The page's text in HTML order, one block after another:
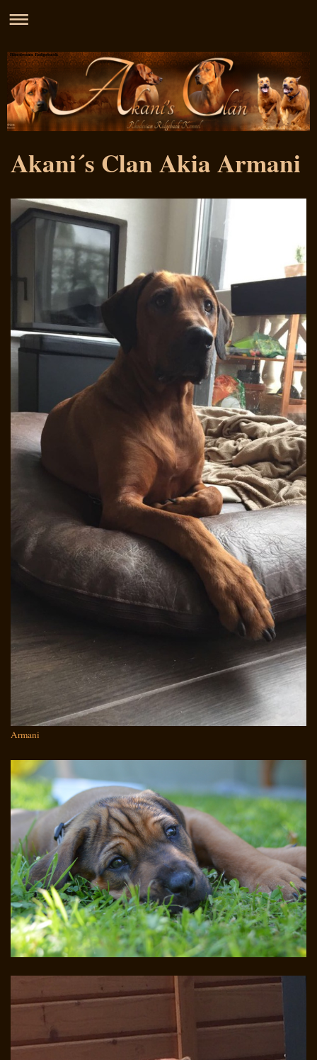
Rhodesian Ridgeback
Akani´s Clan Akia Armani
Armani